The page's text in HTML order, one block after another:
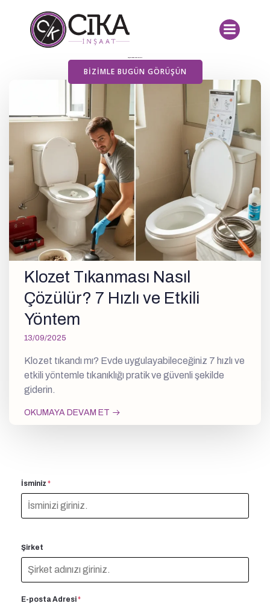
BIZIMLE BUGÜN GÖRÜŞÜN
Yayımlanan Yazılarımız
Klozet Tıkanması Nasıl
Çözülür? 7 Hızlı ve Etkili
Yöntem
13/09/2025
Klozet tıkandı mı? Evde uygulayabileceğiniz 7 hızlı ve
etkili yöntemle tıkanıklığı pratik ve güvenli şekilde
giderin.
OKUMAYA DEVAM ET
İsminiz *
Şirket
E-posta Adresi*